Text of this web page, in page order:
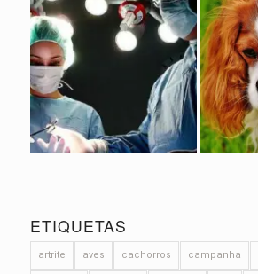
ETIQUETAS
artrite aves cachorros campanha